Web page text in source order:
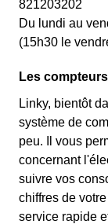
821203202
Du lundi au
(15h30 le
Les
Linky, bientôt
système de
peu. Il vous
concernant
suivre vos
chiffres de
service rapide